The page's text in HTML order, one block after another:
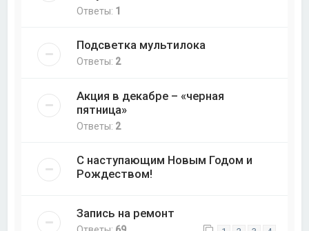
Ответы: 1
Подсветка мультилока
Ответы: 2
Акция в декабре – «черная
пятница»
Ответы: 2
С наступающим Новым Годом и
Рождеством!
Запись на ремонт